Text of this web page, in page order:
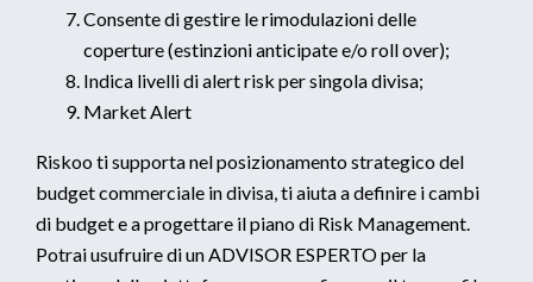
Consente di gestire le rimodulazioni delle
coperture (estinzioni anticipate e/o roll over);
Indica livelli di alert risk per singola divisa;
Market Alert
Riskoo ti supporta nel posizionamento strategico del
budget commerciale in divisa, ti aiuta a definire i cambi
di budget e a progettare il piano di Risk Management.
Potrai usufruire di un ADVISOR ESPERTO per la